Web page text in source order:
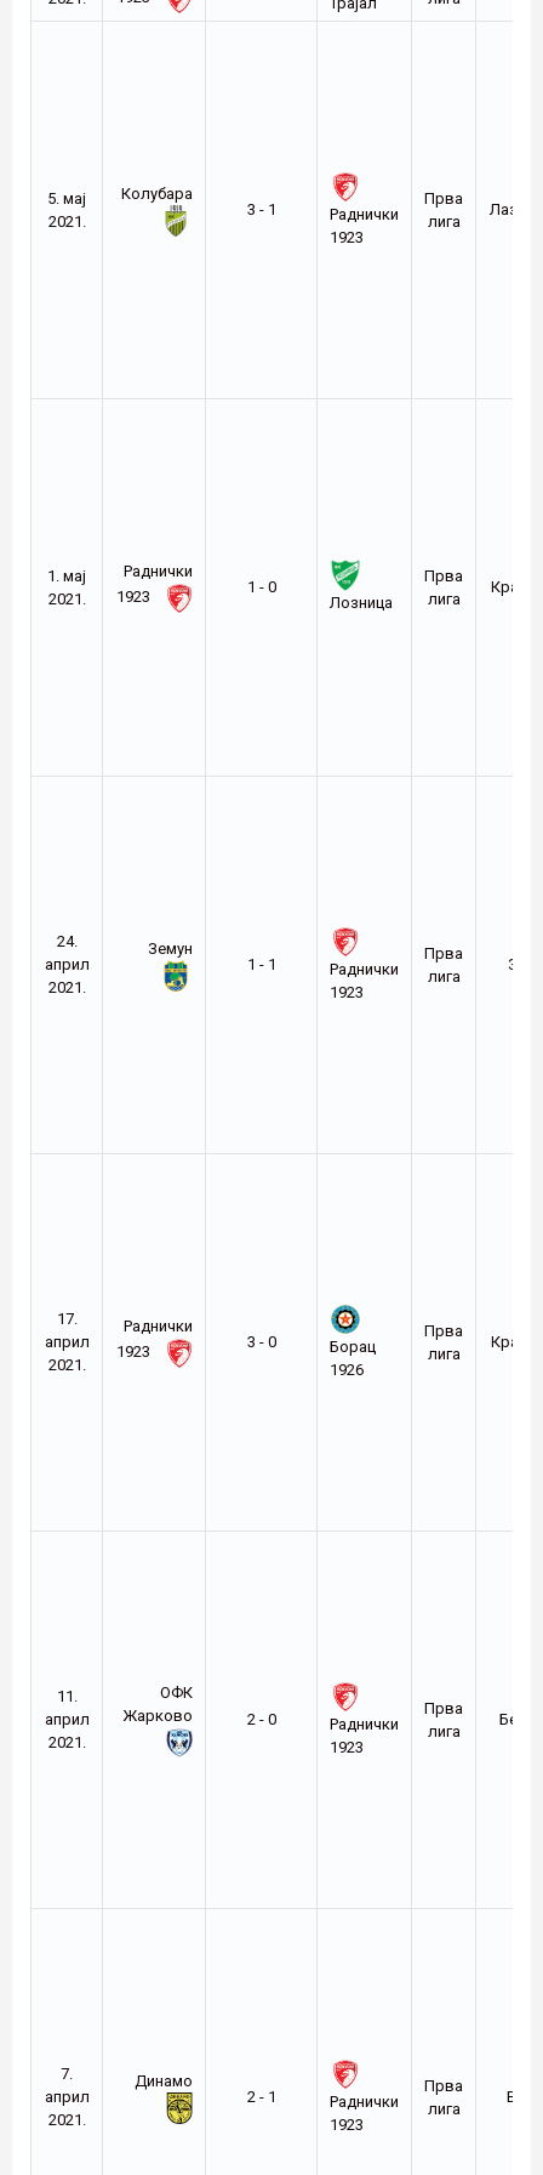
5. мај
2021.
Колубара
3 - 1
Раднички
1923
Прва
лига
1. мај
2021.
Раднички
1923
1 - 0
Лозница
Прва
лига
24.
април
2021.
Земун
1 - 1
Раднички
1923
Прва
лига
17.
април
2021.
Раднички
1923
3 - 0
Борац
1926
Прва
лига
11.
април
2021.
ОФК
Жарково
2 - 0
Раднички
1923
Прва
лига
7.
април
2021.
Динамо
2 - 1
Раднички
1923
Прва
лига